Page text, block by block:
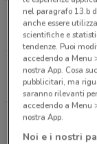
Via
564 m
Piazza
705 m
Via
1.4 km
nel paragrafo 13.b
anche essere
scientifiche e
tendenze. Puoi
accedendo a Menu
nostra App. Cosa
pubblicitari, ma
saranno rilevanti
accedendo a Menu
nostra App.
Noi e i nostri